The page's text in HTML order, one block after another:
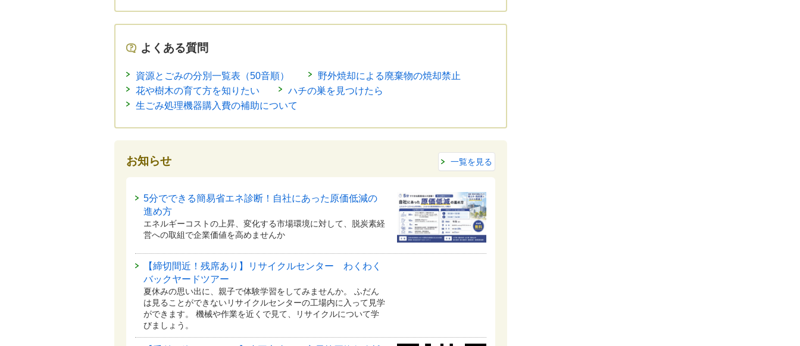
よくある質問
資源とごみの分別一覧表（50音順）
野外焼却による廃棄物の焼却禁止
花や樹木の育て方を知りたい
ハチの巣を見つけたら
生ごみ処理機器購入費の補助について
お知らせ 一覧を見る
5分でできる簡易省エネ診断！自社にあった原価低減の
進め方
エネルギーコストの上昇、変化する市場環境に対して、脱炭素経
営への取組で企業価値を高めませんか
【締切間近！残席あり】リサイクルセンター わくわく
バックヤードツアー
夏休みの思い出に、親子で体験学習をしてみませんか。 ふだん
は見ることができないリサイクルセンターの工場内に入って見学
ができます。 機械や作業を近くで見て、リサイクルについて学
びましょう。